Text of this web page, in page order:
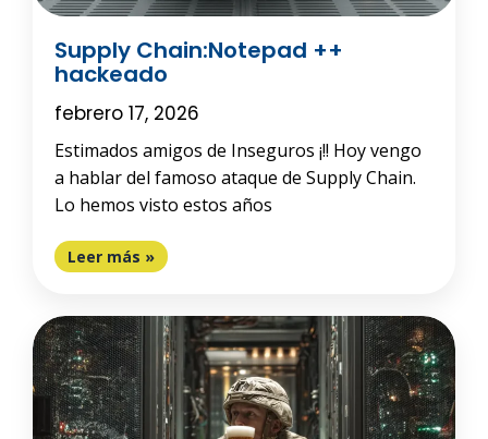
Supply Chain:Notepad ++
hackeado
febrero 17, 2026
Estimados amigos de Inseguros ¡!! Hoy vengo
a hablar del famoso ataque de Supply Chain.
Lo hemos visto estos años
Leer más »